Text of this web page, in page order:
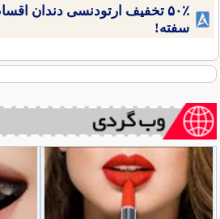
۵۰٪ تخفیف ارتودنسی دندان
سفته!